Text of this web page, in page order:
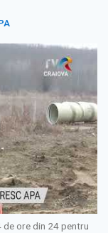
ore din 24 pentru